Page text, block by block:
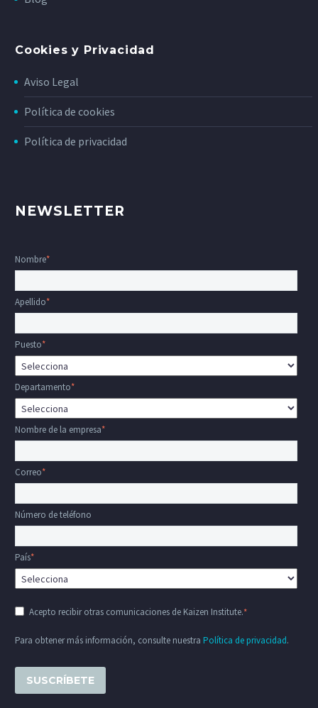
Cookies y Privacidad
Aviso Legal
Política de cookies
Política de privacidad
NEWSLETTER
Nombre*
Apellido*
Puesto*
Departamento*
Nombre de la empresa*
Correo*
Número de teléfono
País*
Acepto recibir otras comunicaciones de Kaizen Institute.*
Para obtener más información, consulte nuestra Política de privacidad.